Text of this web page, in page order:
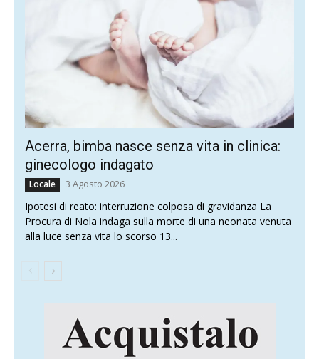
Acerra, bimba nasce senza vita in clinica:
ginecologo indagato
Locale 3 Agosto 2026
Ipotesi di reato: interruzione colposa di gravidanza La
Procura di Nola indaga sulla morte di una neonata venuta
alla luce senza vita lo scorso 13...